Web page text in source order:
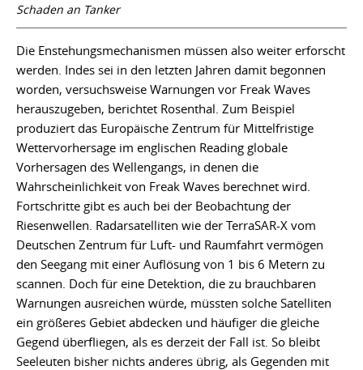
Schaden an Tanker
Die Enstehungsmechanismen müssen also weiter erforscht
werden. Indes sei in den letzten Jahren damit begonnen
worden, versuchsweise Warnungen vor Freak Waves
herauszugeben, berichtet Rosenthal. Zum Beispiel
produziert das Europäische Zentrum für Mittelfristige
Wettervorhersage im englischen Reading globale
Vorhersagen des Wellengangs, in denen die
Wahrscheinlichkeit von Freak Waves berechnet wird.
Fortschritte gibt es auch bei der Beobachtung der
Riesenwellen. Radarsatelliten wie der TerraSAR-X vom
Deutschen Zentrum für Luft- und Raumfahrt vermögen
den Seegang mit einer Auflösung von 1 bis 6 Metern zu
scannen. Doch für eine Detektion, die zu brauchbaren
Warnungen ausreichen würde, müssten solche Satelliten
ein größeres Gebiet abdecken und häufiger die gleiche
Gegend überfliegen, als es derzeit der Fall ist. So bleibt
Seeleuten bisher nichts anderes übrig, als Gegenden mit